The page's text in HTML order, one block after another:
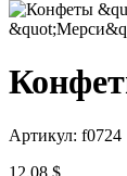
Артикул: f0724
12.08 $